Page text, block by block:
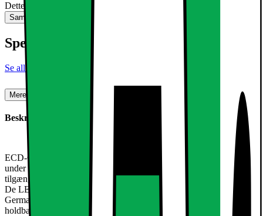
Dette produkt er ikke tilgængeligt
Sammenlign
Specifikationer
Se alle specifikationer
Mere om produktet
Beskrivelse:
ECD-Germany står for reservedele af høj kvalitet med mærkevarer
under gode forhold. Vi overbeviser med god support og er også
tilgængelige for dig efter købet.
De LED-projektører, der sælges her, er nye fra mærket ECD-
Germany og derfor af højeste kvalitet. Du får en garanti for en lang
holdbarhed.